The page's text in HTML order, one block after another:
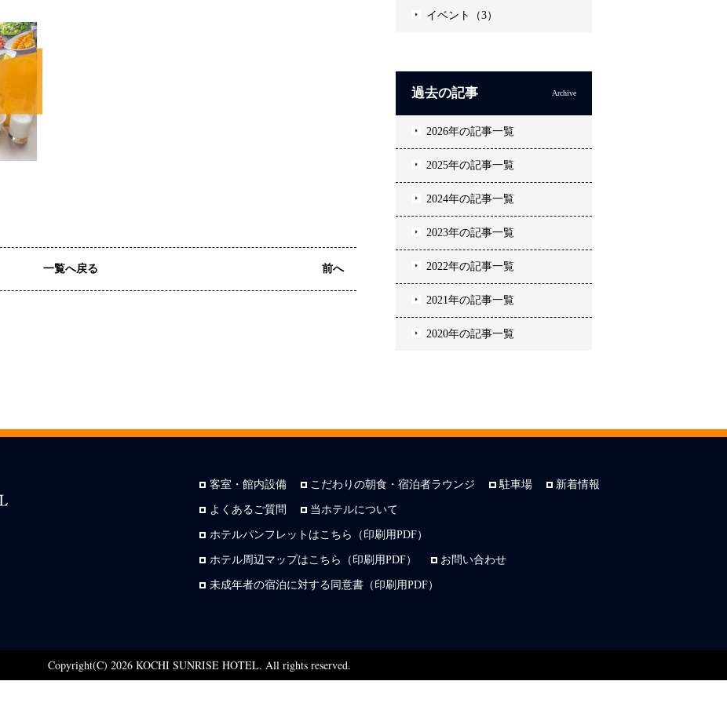
一覧へ戻る 前へ
イベント（3）
過去の記事 Archive
2026年の記事一覧
2025年の記事一覧
2024年の記事一覧
2023年の記事一覧
2022年の記事一覧
2021年の記事一覧
2020年の記事一覧
客室・館内設備 こだわりの朝食・宿泊者ラウンジ 駐車場 新着情報
よくあるご質問 当ホテルについて
ホテルパンフレットはこちら（印刷用PDF）
ホテル周辺マップはこちら（印刷用PDF） お問い合わせ
未成年者の宿泊に対する同意書（印刷用PDF）
Copyright(C) 2026 KOCHI SUNRISE HOTEL. All rights reserved.